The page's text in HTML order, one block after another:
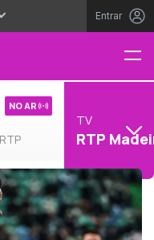
Entrar
NO AR
TV
RTP